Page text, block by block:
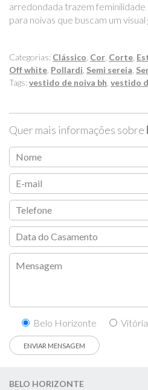
arredondada trazem
para noivas que buscam um
Categorias: Clássico Cor Corte
Off white Pollardi Semi sereia
Tags:vestido de noiva bh vestido
Quer mais informações sobre
Belo Horizonte Vitória
BELO HORIZONTE